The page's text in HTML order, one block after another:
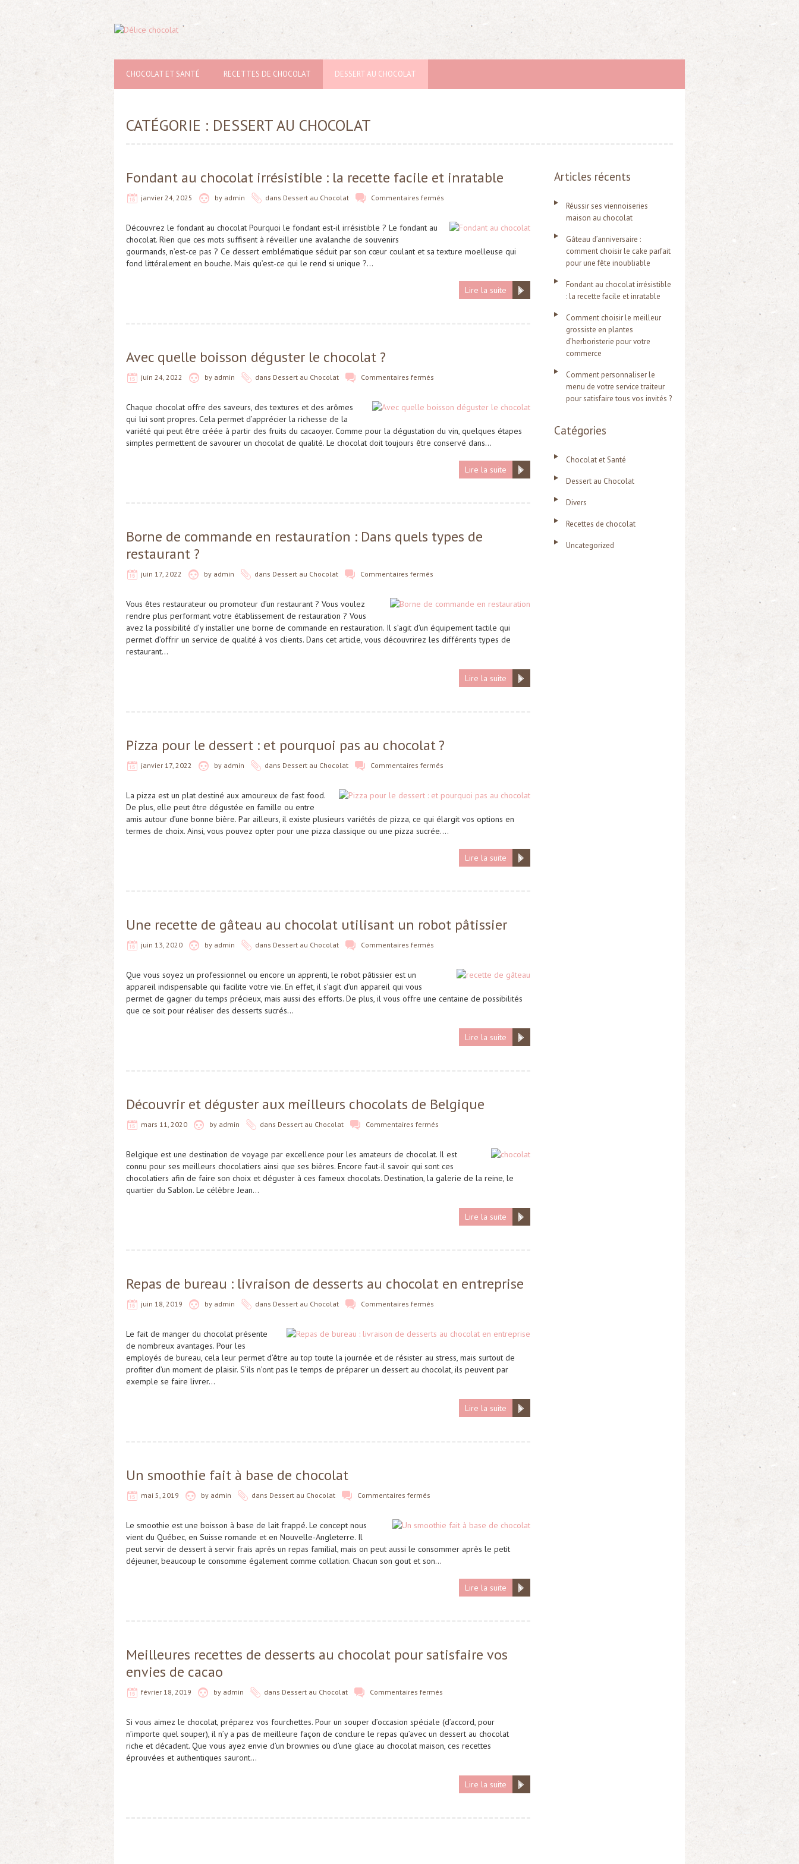
CHOCOLAT ET SANTÉ RECETTES DE CHOCOLAT DESSERT AU CHOCOLAT
CATÉGORIE : DESSERT AU CHOCOLAT
Fondant au chocolat irrésistible : la recette facile et inratable
janvier 24, 2025 by admin dans Dessert au Chocolat Commentaires fermés
Découvrez le fondant au chocolat Pourquoi le fondant est-il irrésistible ? Le fondant au
chocolat. Rien que ces mots suffisent à réveiller une avalanche de souvenirs
gourmands, n’est-ce pas ? Ce dessert emblématique séduit par son cœur coulant et sa texture moelleuse qui
fond littéralement en bouche. Mais qu’est-ce qui le rend si unique ?…
Lire la suite
Avec quelle boisson déguster le chocolat ?
juin 24, 2022 by admin dans Dessert au Chocolat Commentaires fermés
Chaque chocolat offre des saveurs, des textures et des arômes
qui lui sont propres. Cela permet d’apprécier la richesse de la
variété qui peut être créée à partir des fruits du cacaoyer. Comme pour la dégustation du vin, quelques étapes
simples permettent de savourer un chocolat de qualité. Le chocolat doit toujours être conservé dans…
Lire la suite
Borne de commande en restauration : Dans quels types de
restaurant ?
juin 17, 2022 by admin dans Dessert au Chocolat Commentaires fermés
Vous êtes restaurateur ou promoteur d’un restaurant ? Vous voulez
rendre plus performant votre établissement de restauration ? Vous
avez la possibilité d’y installer une borne de commande en restauration. Il s’agit d’un équipement tactile qui
permet d’offrir un service de qualité à vos clients. Dans cet article, vous découvrirez les différents types de
restaurant…
Lire la suite
Pizza pour le dessert : et pourquoi pas au chocolat ?
janvier 17, 2022 by admin dans Dessert au Chocolat Commentaires fermés
La pizza est un plat destiné aux amoureux de fast food.
De plus, elle peut être dégustée en famille ou entre
amis autour d’une bonne bière. Par ailleurs, il existe plusieurs variétés de pizza, ce qui élargit vos options en
termes de choix. Ainsi, vous pouvez opter pour une pizza classique ou une pizza sucrée….
Lire la suite
Une recette de gâteau au chocolat utilisant un robot pâtissier
juin 13, 2020 by admin dans Dessert au Chocolat Commentaires fermés
Que vous soyez un professionnel ou encore un apprenti, le robot pâtissier est un
appareil indispensable qui facilite votre vie. En effet, il s’agit d’un appareil qui vous
permet de gagner du temps précieux, mais aussi des efforts. De plus, il vous offre une centaine de possibilités
que ce soit pour réaliser des desserts sucrés…
Lire la suite
Découvrir et déguster aux meilleurs chocolats de Belgique
mars 11, 2020 by admin dans Dessert au Chocolat Commentaires fermés
Belgique est une destination de voyage par excellence pour les amateurs de chocolat. Il est
connu pour ses meilleurs chocolatiers ainsi que ses bières. Encore faut-il savoir qui sont ces
chocolatiers afin de faire son choix et déguster à ces fameux chocolats. Destination, la galerie de la reine, le
quartier du Sablon. Le célèbre Jean…
Lire la suite
Repas de bureau : livraison de desserts au chocolat en entreprise
juin 18, 2019 by admin dans Dessert au Chocolat Commentaires fermés
Le fait de manger du chocolat présente
de nombreux avantages. Pour les
employés de bureau, cela leur permet d’être au top toute la journée et de résister au stress, mais surtout de
profiter d’un moment de plaisir. S’ils n’ont pas le temps de préparer un dessert au chocolat, ils peuvent par
exemple se faire livrer…
Lire la suite
Un smoothie fait à base de chocolat
mai 5, 2019 by admin dans Dessert au Chocolat Commentaires fermés
Le smoothie est une boisson à base de lait frappé. Le concept nous
vient du Québec, en Suisse romande et en Nouvelle-Angleterre. Il
peut servir de dessert à servir frais après un repas familial, mais on peut aussi le consommer après le petit
déjeuner, beaucoup le consomme également comme collation. Chacun son gout et son…
Lire la suite
Meilleures recettes de desserts au chocolat pour satisfaire vos
envies de cacao
février 18, 2019 by admin dans Dessert au Chocolat Commentaires fermés
Si vous aimez le chocolat, préparez vos fourchettes. Pour un souper d’occasion spéciale (d’accord, pour
n’importe quel souper), il n’y a pas de meilleure façon de conclure le repas qu’avec un dessert au chocolat
riche et décadent. Que vous ayez envie d’un brownies ou d’une glace au chocolat maison, ces recettes
éprouvées et authentiques sauront…
Lire la suite
Articles récents
Réussir ses viennoiseries
maison au chocolat
Gâteau d’anniversaire :
comment choisir le cake parfait
pour une fête inoubliable
Fondant au chocolat irrésistible
: la recette facile et inratable
Comment choisir le meilleur
grossiste en plantes
d’herboristerie pour votre
commerce
Comment personnaliser le
menu de votre service traiteur
pour satisfaire tous vos invités ?
Catégories
Chocolat et Santé
Dessert au Chocolat
Divers
Recettes de chocolat
Uncategorized